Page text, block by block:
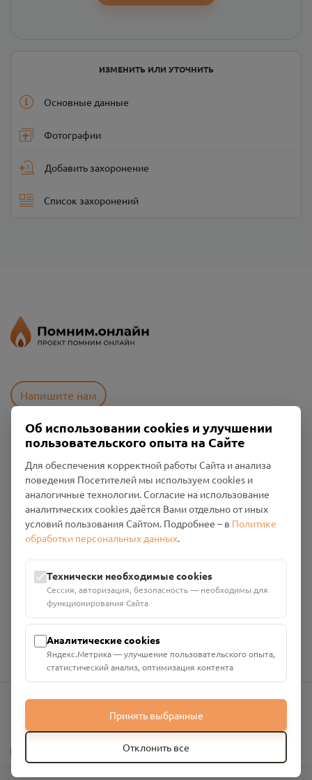
ИЗМЕНИТЬ ИЛИ УТОЧНИТЬ
Основные данные
Фотографии
Добавить захоронение
Список захоронений
Напишите нам
Пользовательское соглашение
Политика конфиденциальности
Промо-материалы
Настройки cookies
Общество с ограниченной ответственностью «Смоленский
ИНН: 6700029207 ОГРН: 1256700001986
Юридический адрес: 216790, Смоленская область, р-н
Руднянский, г. Рудня, улица Западная, д. 26А, пом. 18
Номер счёта: 40702810901130004287 в АО "АЛЬФА-БАНК"
Кор. счёт: 30101810200000000593
info@pomnim.online
Об использовании cookies и улучшении
пользовательского опыта на Сайте
Для обеспечения корректной работы Сайта и анализа
поведения Посетителей мы используем cookies и
аналогичные технологии. Согласие на использование
аналитических cookies даётся Вами отдельно от иных
условий пользования Сайтом. Подробнее – в Политике
обработки персональных данных.
Технически необходимые cookies
Сессия, авторизация, безопасность — необходимы для
функционирования Сайта
Аналитические cookies
Яндекс.Метрика — улучшение пользовательского опыта,
статистический анализ, оптимизация контента
Принять выбранные
Отклонить все